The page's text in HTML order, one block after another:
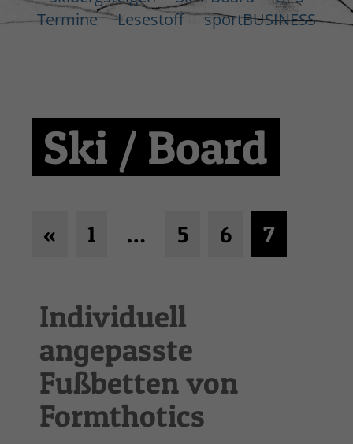
Termine
Lesestoff sportBUSINESS
Ski / Board
« 1 … 5 6 7
Individuell
angepasste
Fußbetten von
Formthotics